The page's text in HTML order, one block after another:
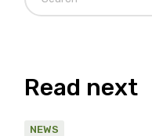
Read next
NEWS